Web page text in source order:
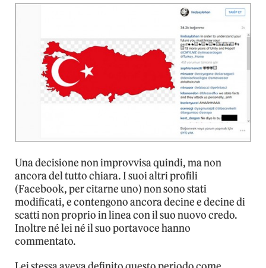
Una decisione non improvvisa quindi, ma non
ancora del tutto chiara. I suoi altri profili
(Facebook, per citarne uno) non sono stati
modificati, e contengono ancora decine e decine di
scatti non proprio in linea con il suo nuovo credo.
Inoltre né lei né il suo portavoce hanno
commentato.